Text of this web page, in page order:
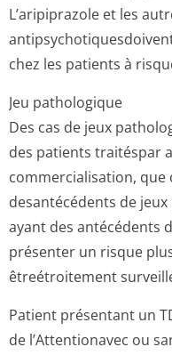
L’aripiprazole et les
chez les patients à
Jeu pathologique
Des cas de jeux
des patients traitéspar
commercialisation, que
desantécédents de
ayant des antécédents
présenter un risque
êtreétroitement
Patient présentant un
de l’Attentionavec ou